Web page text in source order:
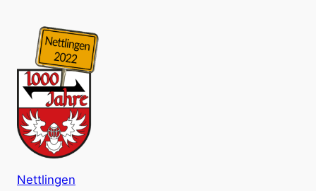
Nettlingen